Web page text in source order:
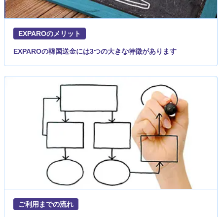
EXPAROのメリット
EXPAROの韓国送金には3つの大きな特徴があります
ご利用までの流れ